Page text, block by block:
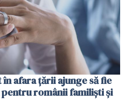
afara țării ajunge să fie
românii familiști și